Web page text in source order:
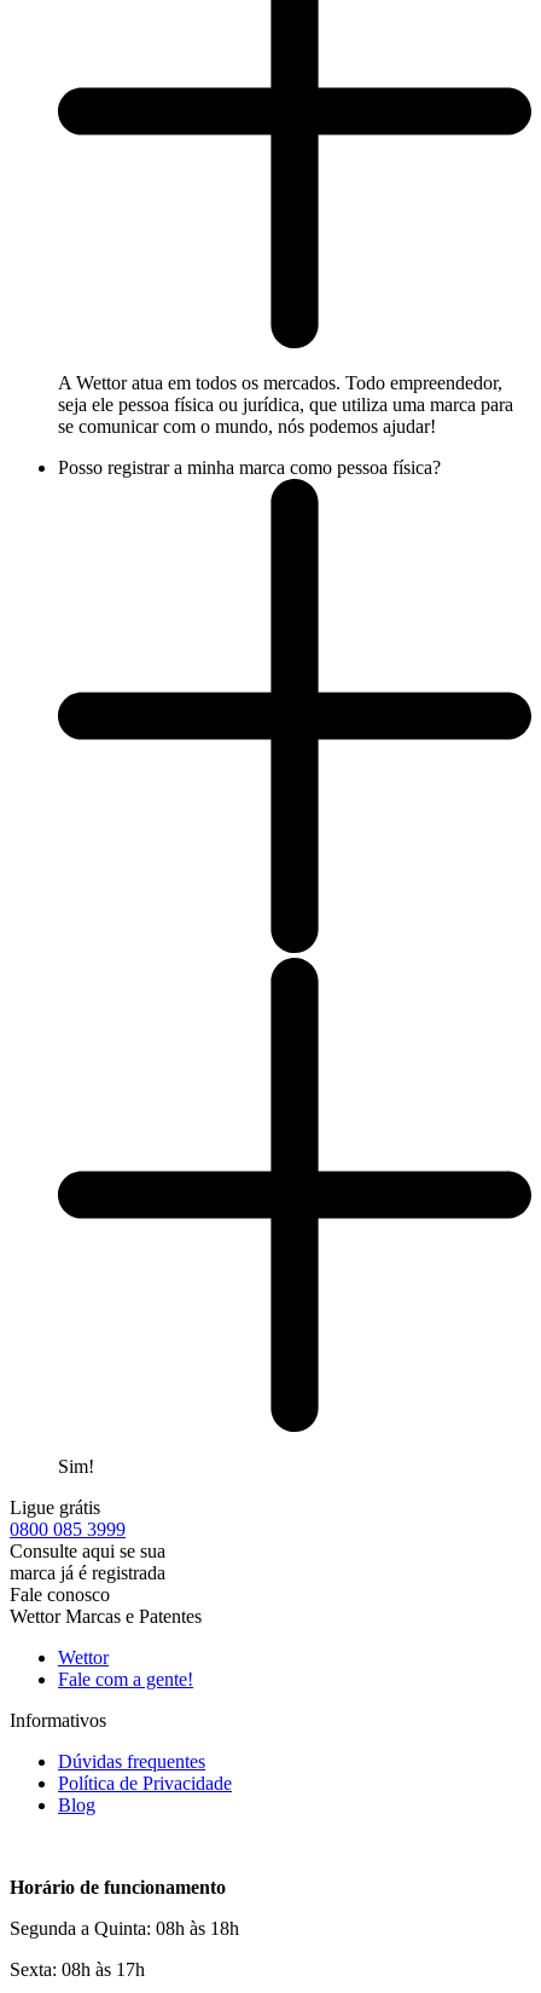
A Wettor atua em todos os mercados. Todo empreendedor,
seja ele pessoa física ou jurídica, que utiliza uma marca para
se comunicar com o mundo, nós podemos ajudar!
Posso registrar a minha marca como pessoa física?
Sim!
Ligue grátis
0800 085 3999
Consulte aqui se sua
marca já é registrada
Fale conosco
Wettor Marcas e Patentes
Wettor
Fale com a gente!
Informativos
Dúvidas frequentes
Política de Privacidade
Blog
Horário de funcionamento
Segunda a Quinta: 08h às 18h
Sexta: 08h às 17h